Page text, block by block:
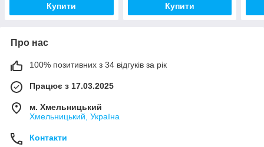
Купити Купити
Про нас
100% позитивних з 34 відгуків за рік
Працює з 17.03.2025
м. Хмельницький
Хмельницький, Україна
Контакти